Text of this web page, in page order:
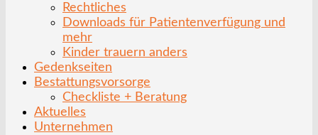
Rechtliches
Downloads für Patientenverfügung und
mehr
Kinder trauern anders
Gedenkseiten
Bestattungsvorsorge
Checkliste + Beratung
Aktuelles
Unternehmen